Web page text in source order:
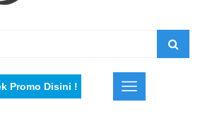
Promo Disini !